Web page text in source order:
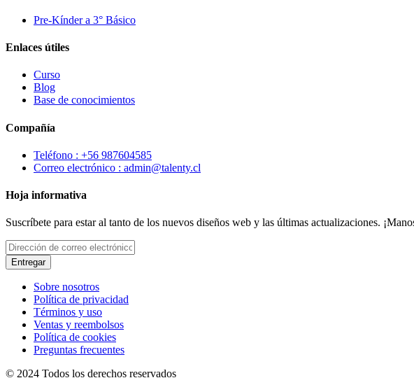
Pre-Kínder a 3° Básico
Enlaces útiles
Curso
Blog
Base de conocimientos
Compañía
Teléfono : +56 987604585
Correo electrónico : admin@talenty.cl
Hoja informativa
Suscríbete para estar al tanto de los nuevos diseños web y las últimas actualizaciones.
Entregar
Sobre nosotros
Política de privacidad
Términos y uso
Ventas y reembolsos
Política de cookies
Preguntas frecuentes
© 2024 Todos los derechos reservados